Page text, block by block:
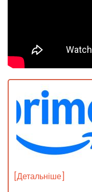
[Детальніше]